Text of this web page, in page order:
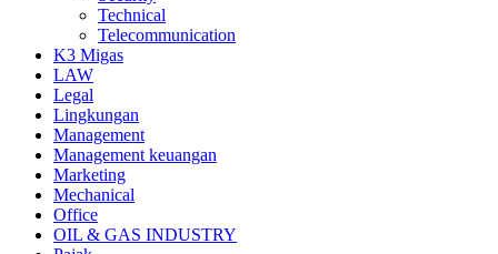
Technical
Telecommunication
K3 Migas
LAW
Legal
Lingkungan
Management
Management keuangan
Marketing
Mechanical
Office
OIL & GAS INDUSTRY